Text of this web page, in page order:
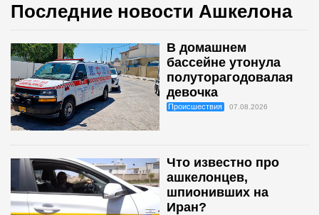
Последние новости Ашкелона
В домашнем
бассейне утонула
полуторагодовалая
девочка
Происшествия 07.08.2026
Что известно про
ашкелонцев,
шпионивших на
Иран?